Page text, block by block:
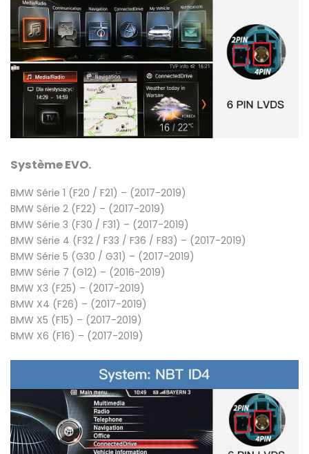
Système EVO.
BMW Série 1 (F20 / F21) – (2017-2019)
BMW Série 2 (F22) – (2017-2019)
BMW Série 3 (F30 / F31) – (2017-2019)
BMW Série 4 (F32 / F33 / F36 / F83) – (2017-2019)
BMW Série 5 (G30 / G31) – (2017-2019)
BMW Série 7 (G12) – (2016-2019)
BMW X3 (F25) – (2017-2019)
BMW X4 (F26) – (2017-2019)
BMW X5 (F15) – (2017-2019)
BMW X6 (F16) – (2017-2019)